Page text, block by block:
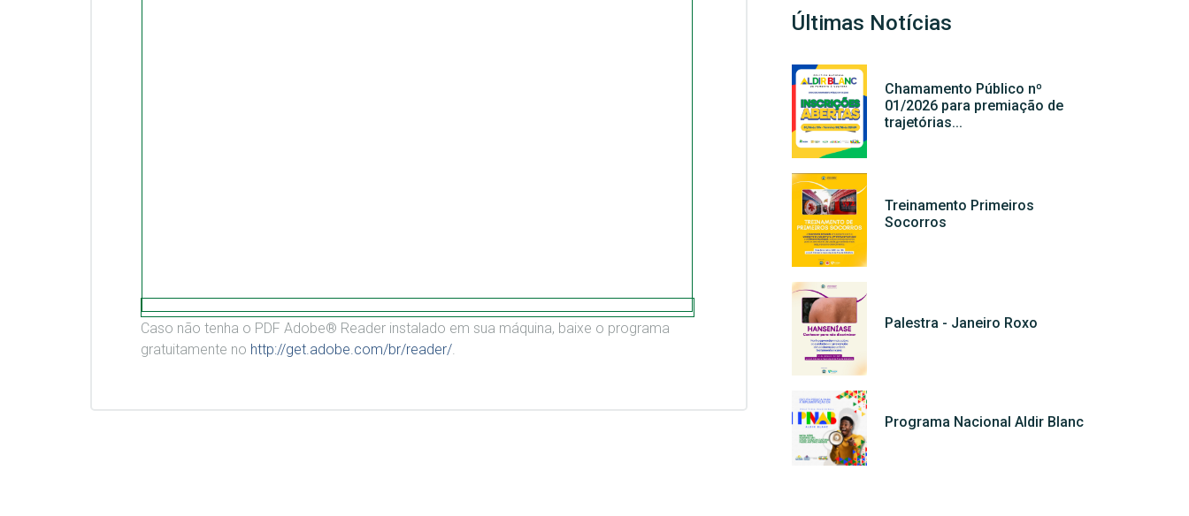
Caso não tenha o PDF Adobe® Reader instalado em sua máquina, baixe o programa
gratuitamente no http://get.adobe.com/br/reader/.
Últimas Notícias
Chamamento Público nº
01/2026 para premiação de
trajetórias...
Treinamento Primeiros
Socorros
Palestra - Janeiro Roxo
Programa Nacional Aldir Blanc